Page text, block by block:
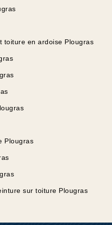
toiture en ardoise Plougras
Plougras
sur toiture Plougras